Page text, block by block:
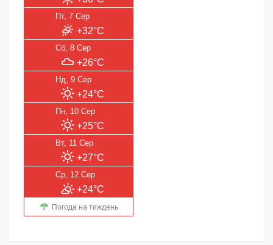
Пт, 7 Сер
+32°C
Сб, 8 Сер
+26°C
Нд, 9 Сер
+24°C
Пн, 10 Сер
+25°C
Вт, 11 Сер
+27°C
Ср, 12 Сер
+24°C
Погода на тиждень